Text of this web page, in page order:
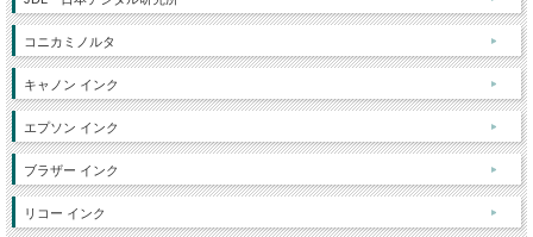
コニカミノルタ
キャノン インク
エプソン インク
ブラザー インク
リコー インク